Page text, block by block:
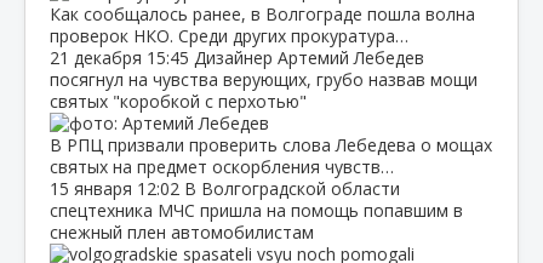
Как сообщалось ранее, в Волгограде пошла волна
проверок НКО. Среди других прокуратура…
21 декабря 15:45 Дизайнер Артемий Лебедев
посягнул на чувства верующих, грубо назвав мощи
святых "коробкой с перхотью"
В РПЦ призвали проверить слова Лебедева о мощах
святых на предмет оскорбления чувств…
15 января 12:02 В Волгоградской области
спецтехника МЧС пришла на помощь попавшим в
снежный плен автомобилистам